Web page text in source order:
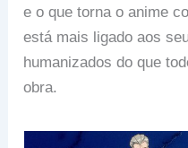
e o que torna o anime
está mais ligado aos
humanizados do que
obra.